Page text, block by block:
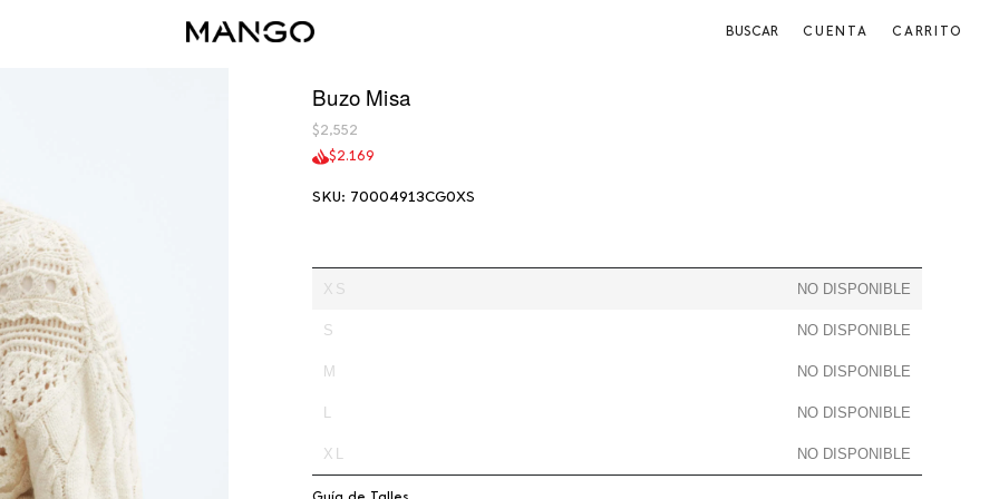
BUSCAR CUENTA CARRITO
Buzo Misa
$2,552
$2.169
SKU: 70004913CG0XS
XS NO DISPONIBLE
S NO DISPONIBLE
M NO DISPONIBLE
L NO DISPONIBLE
XL NO DISPONIBLE